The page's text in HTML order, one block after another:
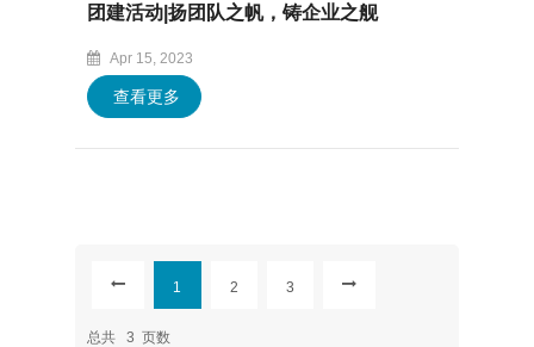
团建活动|扬团队之帆，铸企业之舰
Apr 15, 2023
查看更多
1 2 3
总共 3 页数